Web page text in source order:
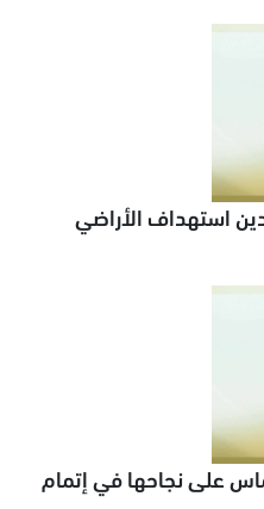
استهداف الأراضي
على نجاحها في إتمام